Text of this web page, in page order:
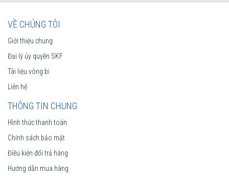
VỀ CHÚNG TÔI
Giới thiệu chung
Đại lý ủy quyền SKF
Tài liệu vòng bi
Liên hệ
THÔNG TIN CHUNG
Hình thức thanh toán
Chính sách bảo mật
Điều kiện đổi trả hàng
Hướng dẫn mua hàng